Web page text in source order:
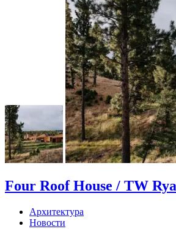
Four Roof House / TW
Архитектура
Новости